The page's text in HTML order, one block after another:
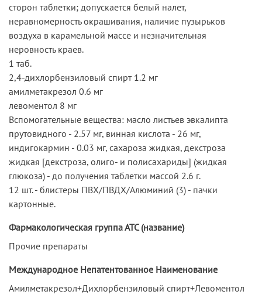
сторон таблетки; допускается белый налет,
неравномерность окрашивания, наличие пузырьков
воздуха в карамельной массе и незначительная
неровность краев.
1 таб.
2,4-дихлорбензиловый спирт 1.2 мг
амилметакрезол 0.6 мг
левоментол 8 мг
Вспомогательные вещества: масло листьев эвкалипта
прутовидного - 2.57 мг, винная кислота - 26 мг,
индигокармин - 0.03 мг, сахароза жидкая, декстроза
жидкая [декстроза, олиго- и полисахариды] (жидкая
глюкоза) - до получения таблетки массой 2.6 г.
12 шт. - блистеры ПВХ/ПВДХ/Алюминий (3) - пачки
картонные.
Фармакологическая группа АТС (название)
Прочие препараты
Международное Непатентованное Наименование
Амилметакрезол+Дихлорбензиловый спирт+Левоментол